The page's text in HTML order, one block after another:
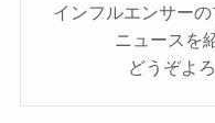
インフルエンサー
ニュースを
どうぞよ